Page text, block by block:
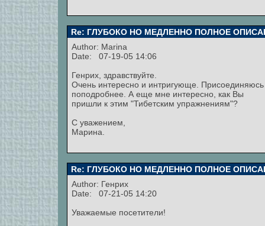
Re: ГЛУБОКО НО МЕДЛЕННО ПОЛНОЕ
Author: Marina
Date: 07-19-05 14:06
Генрих, здравствуйте.
Очень интересно и интригующе.
поподробнее. А еще мне интересно, как Вы
пришли к этим "Тибетским упражнениям"?
С уважением,
Марина.
Re: ГЛУБОКО НО МЕДЛЕННО ПОЛНОЕ
Author: Генрих
Date: 07-21-05 14:20
Уважаемые посетители!